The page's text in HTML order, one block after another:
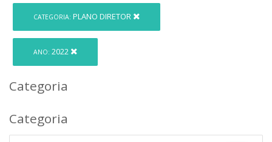
CATEGORIA: PLANO DIRETOR
ANO: 2022
Categoria
Categoria